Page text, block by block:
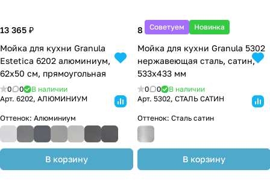
13 365 ₽
Мойка для кухни Granula
Estetica 6202 алюминиум,
62х50 см, прямоугольная
0 0
В наличии
Арт. 6202, АЛЮМИНИУМ
В корзину
Оттенок: Алюминиум
Советуем Новинка
8 850 ₽
Мойка для кухни Granula 5302
нержавеющая сталь, сатин,
533х433 мм
0 0
В наличии
Арт. 5302, СТАЛЬ САТИН
В корзину
Оттенок: Сталь сатин